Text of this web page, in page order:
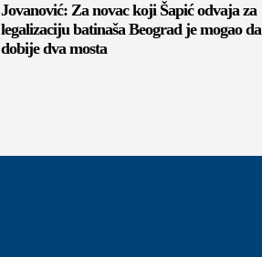
Jovanović: Za novac koji Šapić odvaja za
legalizaciju batinaša Beograd je mogao da
dobije dva mosta